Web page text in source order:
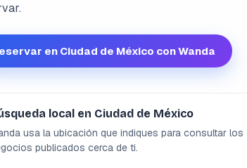
en Ciudad de México con Wanda
local en Ciudad de México
usa la ubicación que indiques para consultar los
publicados cerca de ti.